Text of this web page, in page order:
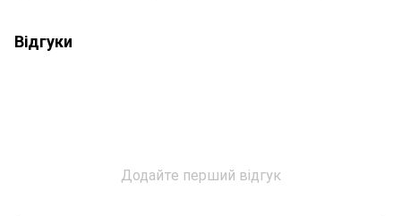
Відгуки
Додайте перший відгук